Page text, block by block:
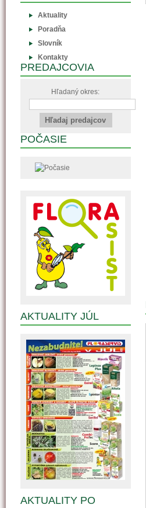
Aktuality
Poradňa
Slovník
Kontakty
PREDAJCOVIA
Hľadaný okres:
POČASIE
AKTUALITY JÚL
AKTUALITY PO